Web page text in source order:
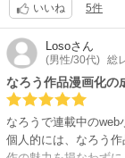
いいね 5件
Losoさん
(男性/30代) 総
なろう作品漫画化の
なろうで連載中のweb
個人的には、なろう